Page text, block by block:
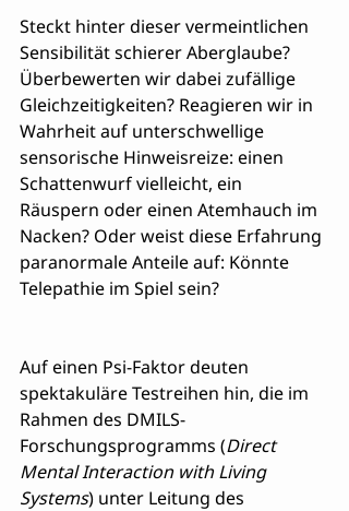
Steckt hinter dieser vermeintlichen
Sensibilität schierer Aberglaube?
Überbewerten wir dabei zufällige
Gleichzeitigkeiten? Reagieren wir in
Wahrheit auf unterschwellige
sensorische Hinweisreize: einen
Schattenwurf vielleicht, ein
Räuspern oder einen Atemhauch im
Nacken? Oder weist diese Erfahrung
paranormale Anteile auf: Könnte
Telepathie im Spiel sein?
Auf einen Psi-Faktor deuten
spektakuläre Testreihen hin, die im
Rahmen des DMILS-
Forschungsprogramms (Direct
Mental Interaction with Living
Systems) unter Leitung des